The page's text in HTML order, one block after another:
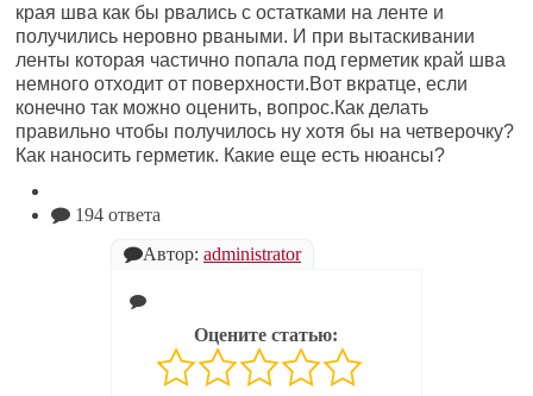
края шва как бы рвались с остатками на ленте и
получились неровно рваными. И при вытаскивании
ленты которая частично попала под герметик край шва
немного отходит от поверхности.Вот вкратце, если
конечно так можно оценить, вопрос.Как делать
правильно чтобы получилось ну хотя бы на четверочку?
Как наносить герметик. Какие еще есть нюансы?
194 ответа
Автор: administrator
Оцените статью: